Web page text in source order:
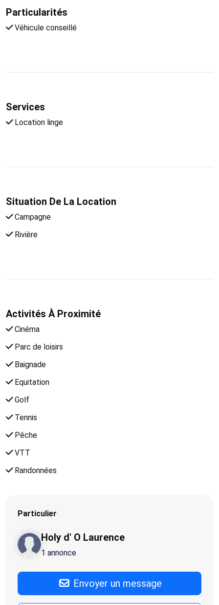
Particularités
Véhicule conseillé
Services
Location linge
Situation De La Location
Campagne
Rivière
Activités À Proximité
Cinéma
Parc de loisirs
Baignade
Equitation
Golf
Tennis
Pêche
VTT
Randonnées
Particulier
Holy d' O Laurence
1 annonce
Envoyer un message